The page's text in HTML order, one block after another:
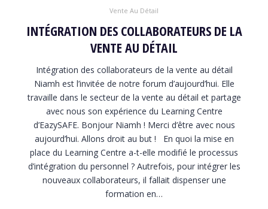
Vente Au Détail
INTÉGRATION DES COLLABORATEURS DE LA
VENTE AU DÉTAIL
Intégration des collaborateurs de la vente au détail
Niamh est l’invitée de notre forum d’aujourd’hui. Elle
travaille dans le secteur de la vente au détail et partage
avec nous son expérience du Learning Centre
d’EazySAFE. Bonjour Niamh ! Merci d’être avec nous
aujourd’hui. Allons droit au but ! En quoi la mise en
place du Learning Centre a-t-elle modifié le processus
d’intégration du personnel ? Autrefois, pour intégrer les
nouveaux collaborateurs, il fallait dispenser une
formation en…